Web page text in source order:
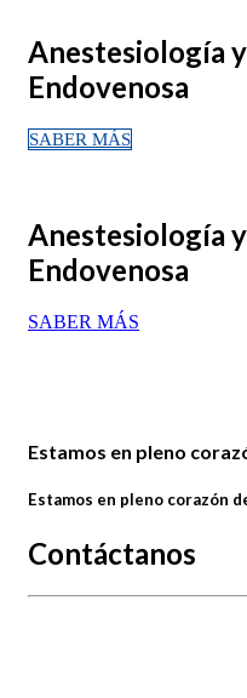
Anestesiología
Endovenosa
SABER MÁS
Anestesiología
Endovenosa
SABER MÁS
Estamos en pleno
Estamos en pleno corazón
Contáctanos